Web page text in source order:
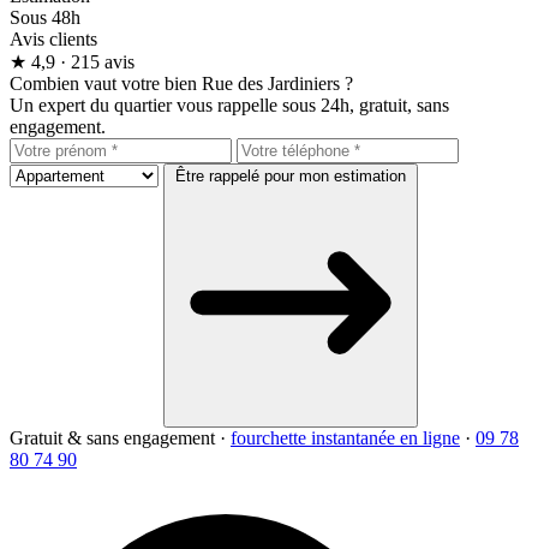
Sous 48h
Avis clients
★ 4,9 · 215 avis
Combien vaut votre bien Rue des Jardiniers ?
Un expert du quartier vous rappelle sous 24h, gratuit, sans
engagement.
Être rappelé pour mon estimation
Gratuit & sans engagement · fourchette instantanée en ligne · 09 78
80 74 90